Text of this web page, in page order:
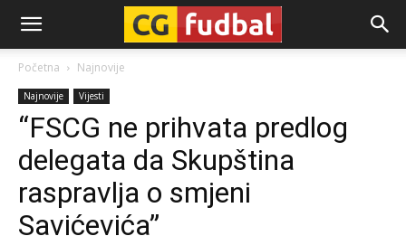
CG-
Fudbal
Početna Najnovije
Najnovije Vijesti
“FSCG ne prihvata predlog
delegata da Skupština
raspravlja o smjeni
Savićevića”